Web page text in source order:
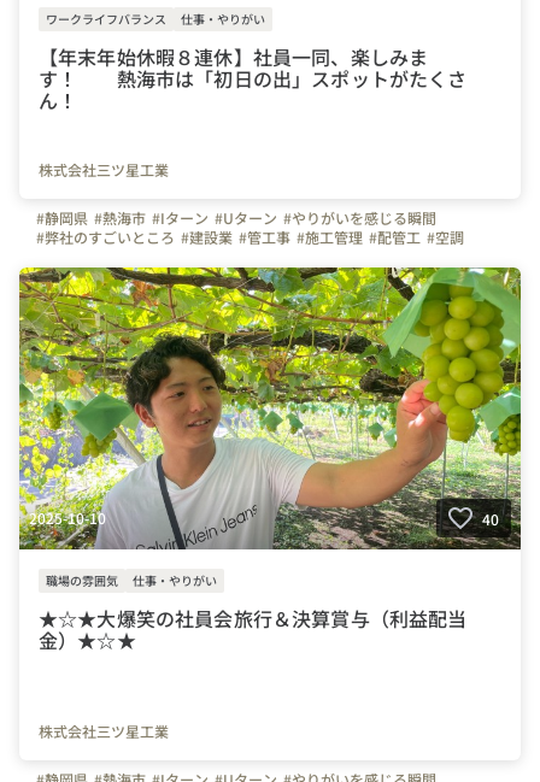
ワークライフバランス 仕事・やりがい
【年末年始休暇８連休】社員一同、楽しみま
す！ 熱海市は「初日の出」スポットがたくさ
ん！
株式会社三ツ星工業
#静岡県 #熱海市 #Iターン #Uターン #やりがいを感じる瞬間
#弊社のすごいところ #建設業 #管工事 #施工管理 #配管工 #空調
#三ツ星工業 #株式会社三ツ星工業 #初日の出 #年末年始 #休暇
#会社の推しポイント #休日 #設備
2025-10-10 40
職場の雰囲気 仕事・やりがい
★☆★大爆笑の社員会旅行＆決算賞与（利益配当
金）★☆★
株式会社三ツ星工業